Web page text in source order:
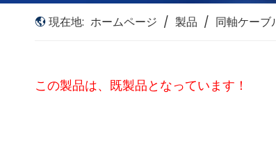
現在地: ホームページ / 製品 / 同軸ケーブ
この製品は、既製品となっています！